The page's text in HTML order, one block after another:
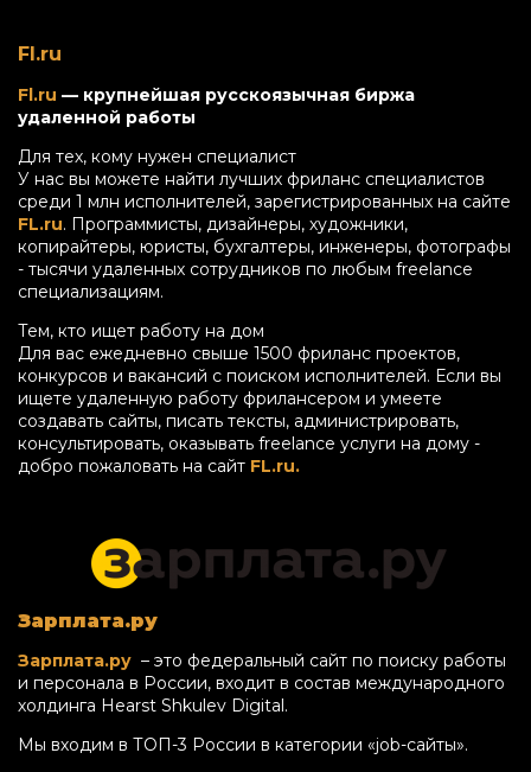
Fl.ru
Fl.ru — крупнейшая русскоязычная биржа
удаленной работы
Для тех, кому нужен специалист
У нас вы можете найти лучших фриланс специалистов
среди 1 млн исполнителей, зарегистрированных на сайте
FL.ru. Программисты, дизайнеры, художники,
копирайтеры, юристы, бухгалтеры, инженеры, фотографы
- тысячи удаленных сотрудников по любым freelance
специализациям.
Тем, кто ищет работу на дом
Для вас ежедневно свыше 1500 фриланс проектов,
конкурсов и вакансий с поиском исполнителей. Если вы
ищете удаленную работу фрилансером и умеете
создавать сайты, писать тексты, администрировать,
консультировать, оказывать freelance услуги на дому -
добро пожаловать на сайт FL.ru.
Зарплата.ру
Зарплата.ру – это федеральный сайт по поиску работы
и персонала в России, входит в состав международного
холдинга Hearst Shkulev Digital.
Мы входим в ТОП-3 России в категории «job-сайты».